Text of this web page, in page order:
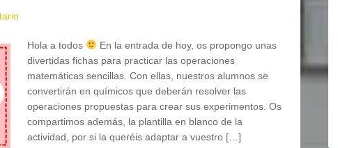
Hola a todos
En la entrada de hoy, os propongo unas
divertidas fichas para practicar las operaciones
matemáticas sencillas. Con ellas, nuestros alumnos se
convertirán en químicos que deberán resolver las
operaciones propuestas para crear sus experimentos. Os
compartimos además, la plantilla en blanco de la
actividad, por si la queréis adaptar a vuestro […]